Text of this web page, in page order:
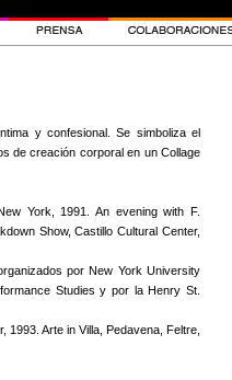
y confesional. Se simboliza el
de creación corporal en un Collage
York, 1991. An evening with F.
Show, Castillo Cultural Center,
por New York University
Studies y por la Henry St.
Arte in Villa, Pedavena, Feltre,